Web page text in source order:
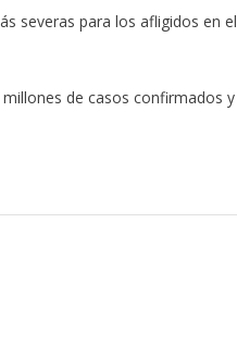
severas para los afligidos en el
de casos confirmados y